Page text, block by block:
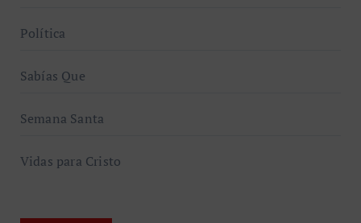
Política
Sabías Que
Semana Santa
Vidas para Cristo